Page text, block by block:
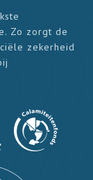
Zo zorgt de
zekerheid